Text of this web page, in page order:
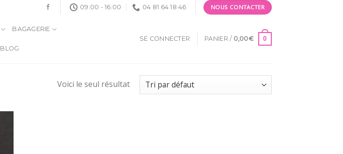
09:00 - 16:00 04 81 64 18 46 NOUS CONTACTER
BAGAGERIE
BLOG
SE CONNECTER PANIER / 0,00€ 0
Voici le seul résultat